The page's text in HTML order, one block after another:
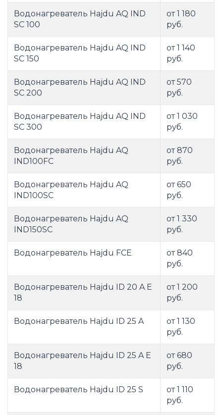
Водонагреватель Hajdu AQ IND
SC 100
от 1 180
руб.
Водонагреватель Hajdu AQ IND
SC 150
от 1 140
руб.
Водонагреватель Hajdu AQ IND
SC 200
от 570
руб.
Водонагреватель Hajdu AQ IND
SC 300
от 1 030
руб.
Водонагреватель Hajdu AQ
IND100FC
от 870
руб.
Водонагреватель Hajdu AQ
IND100SC
от 650
руб.
Водонагреватель Hajdu AQ
IND150SC
от 1 330
руб.
Водонагреватель Hajdu FCE
от 840
руб.
Водонагреватель Hajdu ID 20 A E
18
от 1 200
руб.
Водонагреватель Hajdu ID 25 A
от 1 130
руб.
Водонагреватель Hajdu ID 25 A E
18
от 680
руб.
Водонагреватель Hajdu ID 25 S
от 1 110
руб.